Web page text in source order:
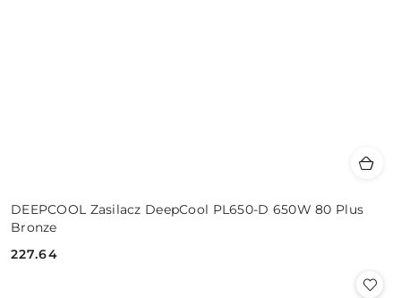
DEEPCOOL Zasilacz DeepCool PL650-D 650W 80 Plus
Bronze
Cena:
227.64